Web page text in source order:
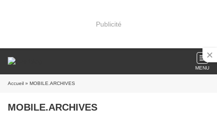
Publicité
MENU
Accueil » MOBILE.ARCHIVES
MOBILE.ARCHIVES